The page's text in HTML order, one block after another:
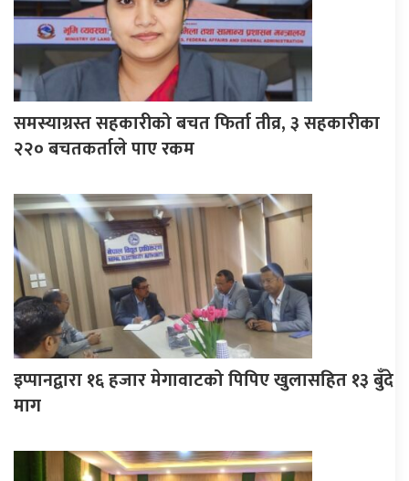
समस्याग्रस्त सहकारीको बचत फिर्ता तीव्र, ३ सहकारीका
२२० बचतकर्ताले पाए रकम
इप्पानद्वारा १६ हजार मेगावाटको पिपिए खुलासहित १३ बुँदे
माग